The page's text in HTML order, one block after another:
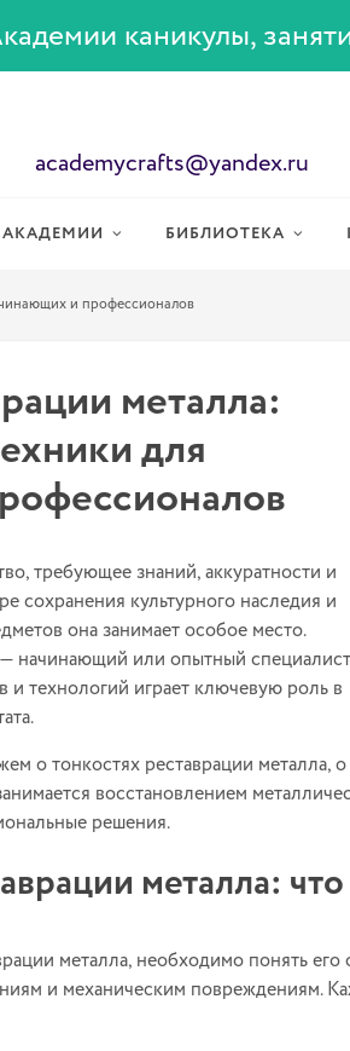
каникулы,
academycrafts@yandex.ru
БИБЛИОТЕКА
и профессионалов
металла:
для
требующее знаний, аккуратности и
сохранения культурного наследия и
она занимает особое место.
начинающий или опытный специалист
технологий играет ключевую роль в
о тонкостях реставрации металла,
восстановлением
решения.
металла:
металла, необходимо понять
и механическим повреждениям.